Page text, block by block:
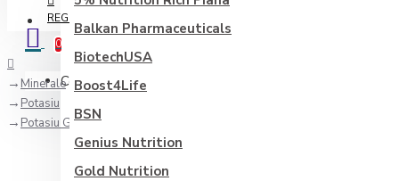
0
Coșul este gol!
Balkan Pharmaceuticals
BiotechUSA
Boost4Life
BSN
Genius Nutrition
Gold Nutrition
REGISTER
Minerale
Potasiu
Potasiu Gluconat 99 mg - 100 Tablete